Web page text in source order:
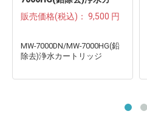
ステック
販売価格(税込)： 9,500 円
MW-7000DN/MW-7000HG(鉛
除去)浄水カートリッジ